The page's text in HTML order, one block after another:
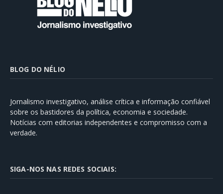
BLOG DO NÉLIO
Jornalismo investigativo, análise crítica e informação confiável
sobre os bastidores da política, economia e sociedade.
Notícias com editorias independentes e compromisso com a
verdade.
SIGA-NOS NAS REDES SOCIAIS: